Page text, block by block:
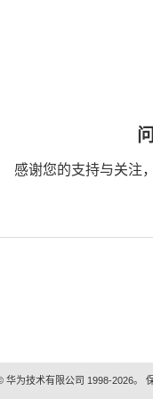
感谢您的支持与关注
华为技术有限公司 1998-2026。